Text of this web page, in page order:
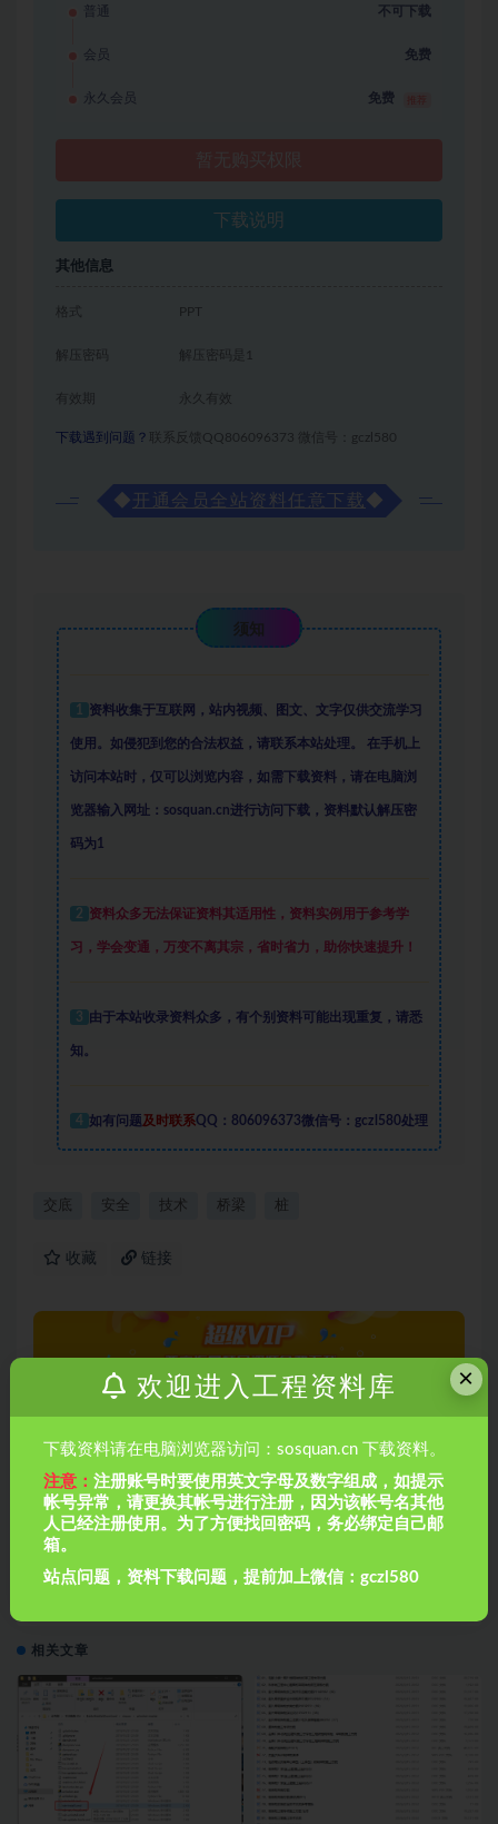
普通 不可下载
会员 免费
永久会员 免费
下载说明
其他信息
格式
解压密码是1
有效期 永久有效
下载遇到问题？ 联系反馈QQ806096373 微信号：gczl580
◆ 开通会员全站资料任意下载◆
须知
1 资料收集于互联网 ， 站内视频、图文、文字仅供交流学习
使用。如侵犯到您的合法权益，请联系本站处理。 在手机上
访问本站时，仅可以浏览内容，如需下载资料，请在电脑浏
览器输入网址：sosquan.cn进行访问下载， 资料默认解压密
码为1
2 资料众多无法保证资料其适用性，资料实例 用于参考学
习，学会变通，万变不离其宗，省时省力，助你快速提升！
3 由于本站收录资料众多，有个别资料可能出现重复，请悉
知。
4 如有问题 及时联系QQ：806096373微信号：gczl580处理
交底 安全 技术 桥梁 桩
收藏 链接
上一篇
高速公路隧道工程施工标准化技术指南PPT（316页，
图文丰富）
下一篇
相关文章
×
欢迎进入工程资料库
下载资料请在电脑浏览器访问：sosquan.cn 下载资料。
注意：注册账号时要使用英文字母及数字组成，如提示
帐号异常，请更换其帐号进行注册，因为该帐号名其他
人已经注册使用。为了方便找回密码，务必绑定自己邮
箱。
站点问题，资料下载问题，提前加上微信：gczl580